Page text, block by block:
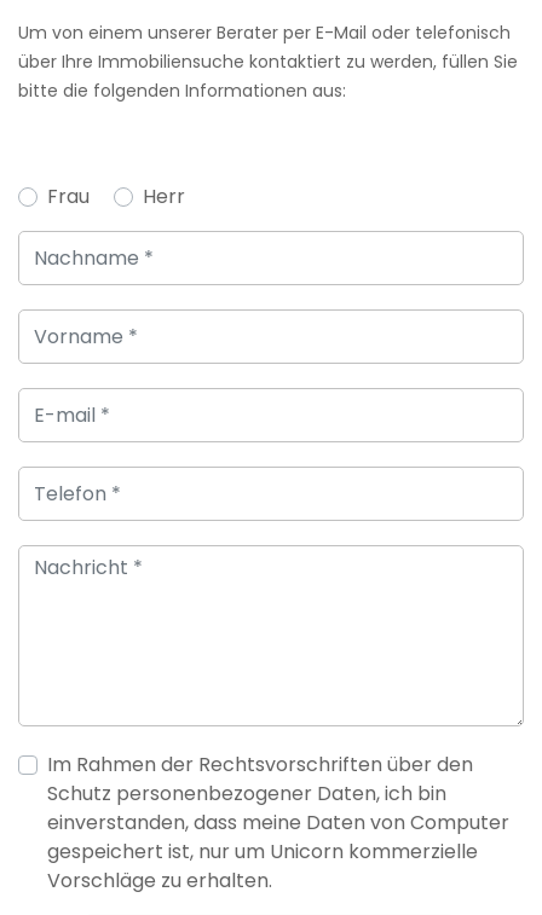
Um von einem unserer Berater per E-Mail oder telefonisch
über Ihre Immobiliensuche kontaktiert zu werden, füllen Sie
bitte die folgenden Informationen aus:
Frau Herr
Im Rahmen der Rechtsvorschriften über den
Schutz personenbezogener Daten, ich bin
einverstanden, dass meine Daten von Computer
gespeichert ist, nur um Unicorn kommerzielle
Vorschläge zu erhalten.